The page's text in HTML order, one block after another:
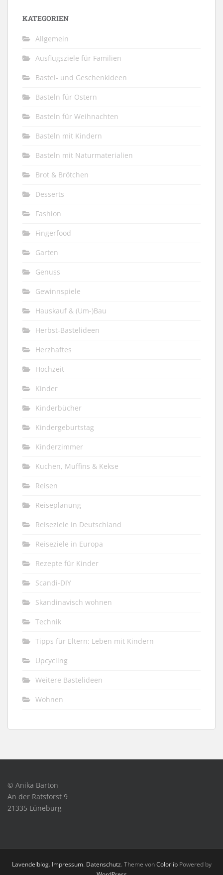
KATEGORIEN
Allgemein
Ausflugsziele für Familien
Bastel- und Geschenkideen
Basteln für Ostern
Basteln für Weihnachten
Basteln mit Kindern
Basteln mit Naturmaterialien
Brot & Brötchen
Desserts
Fashion
Fingerfood
Garten
Genuss
Gewinnspiele
Hauskauf & (Um-)Bau
Herbst-Bastelideen
Herzhaftes
Hochzeit
Kinder
Kinderbücher
Kindergeburtstag
Kinderzimmer
Kuchen, Muffins & Kekse
Reisen
Reiseplanung
Reiseziele in Deutschland
Reiseziele in Europa
Rezepte für Kinder
Scandi-DIY
Skandinavisch wohnen
Technik
Tipps für Eltern: Leben mit Kindern
Upcycling
Weitere Bastelideen
Wohnen
© Anika Barton
An der Ratsforst 9
21335 Lüneburg
Lavendelblog. Impressum. Datenschutz. Theme vonColorlibPowered by